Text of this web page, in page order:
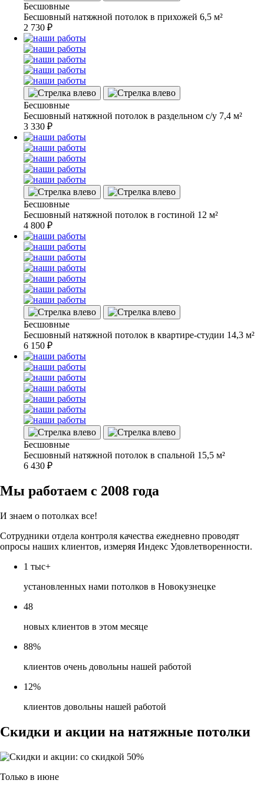
Бесшовные
Бесшовный натяжной потолок в прихожей 6,5 м²
2 730 ₽
Бесшовные
Бесшовный натяжной потолок в раздельном с/у 7,4 м²
3 330 ₽
Бесшовные
Бесшовный натяжной потолок в гостиной 12 м²
4 800 ₽
Бесшовные
Бесшовный натяжной потолок в квартире-студии 14,3 м²
6 150 ₽
Бесшовные
Бесшовный натяжной потолок в спальной 15,5 м²
6 430 ₽
Мы работаем с 2008 года
И знаем о потолках все!
Сотрудники отдела контроля качества ежедневно проводят
опросы наших клиентов, измеряя Индекс Удовлетворенности.
1 тыс+
установленных нами потолков в Новокузнецке
48
новых клиентов в этом месяце
88%
клиентов очень довольны нашей работой
12%
клиентов довольны нашей работой
Скидки и акции на натяжные потолки
Только в июне